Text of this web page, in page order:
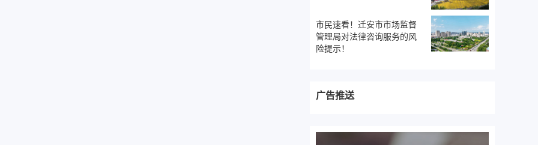
市民速看！迁安市市场监督
管理局对法律咨询服务的风
险提示！
广告推送